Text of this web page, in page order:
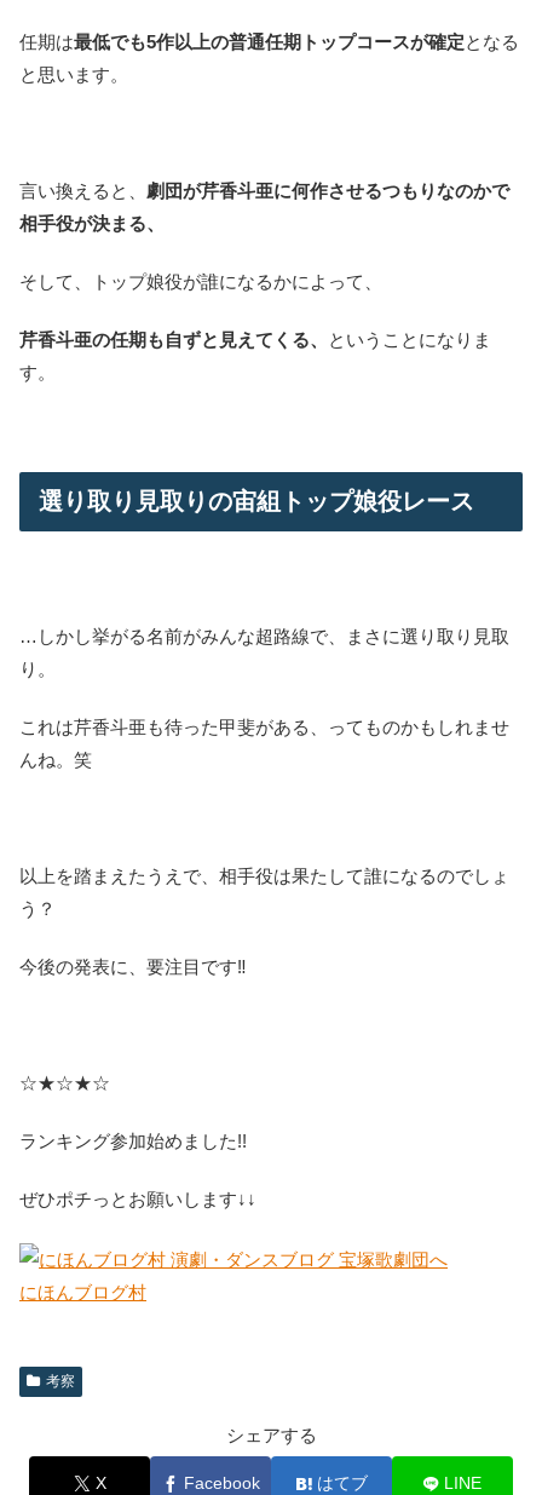
任期は最低でも5作以上の普通任期トップコースが確定となる
と思います。
言い換えると、 劇団が芹香斗亜に何作させるつもりなのかで
相手役が決まる、
そして、トップ娘役が誰になるかによって、
芹香斗亜の任期も自ずと見えてくる、
ということになりま
す。
選り取り見取りの宙組トップ娘役レース
…しかし挙がる名前がみんな超路線で、まさに選り取り見取
り。
これは芹香斗亜も待った甲斐がある、ってものかもしれませ
んね。笑
以上を踏まえたうえで、相手役は果たして誰になるのでしょ
う？
今後の発表に、要注目です‼︎
☆★☆★☆
ランキング参加始めました!!
ぜひポチっとお願いします↓↓
にほんブログ村
考察
シェアする
X Facebook はてブ LINE